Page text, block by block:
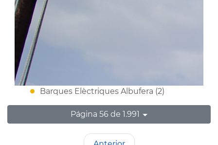
Barques Elèctriques Albufera (2)
Página 56 de 1.991